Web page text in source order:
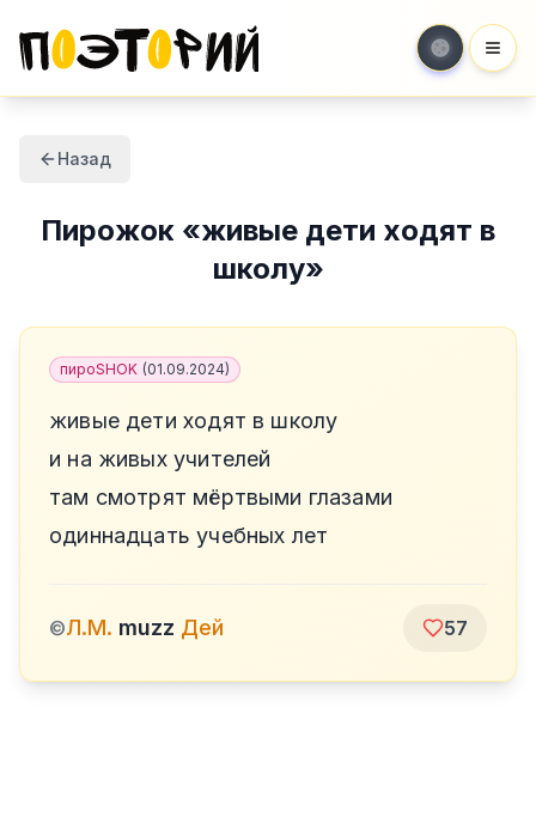
Назад
Пирожок «живые дети ходят в
школу»
пироSHOK (01.09.2024)
живые дети ходят в школу
и на живых учителей
там смотрят мёртвыми глазами
одиннадцать учебных лет
©Л.М. muzz Дей 57